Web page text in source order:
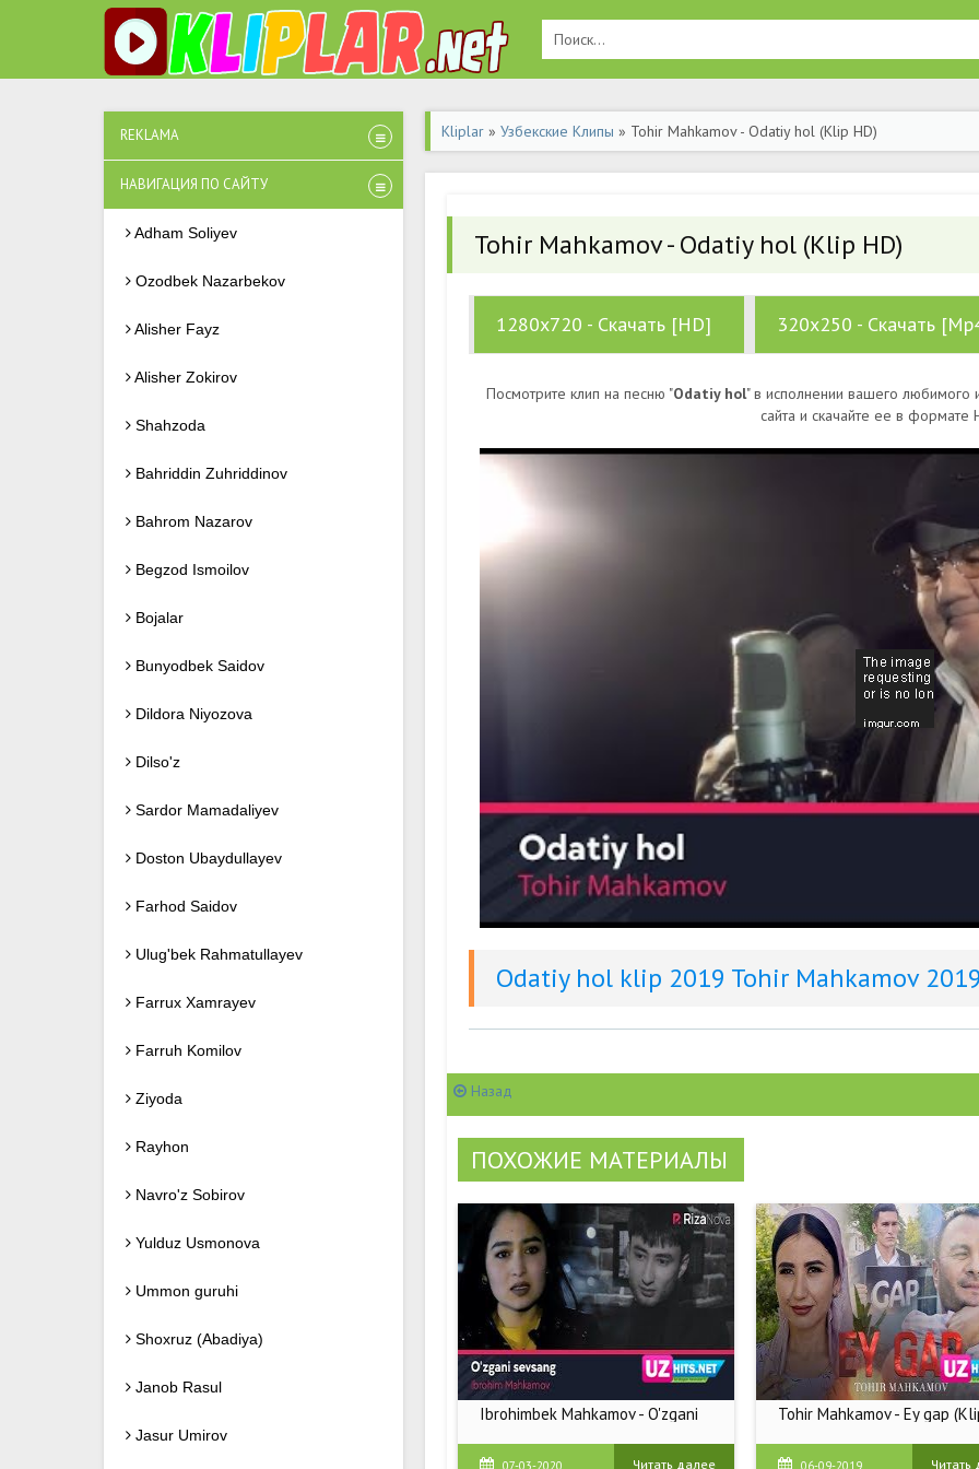
REKLAMA
НАВИГАЦИЯ ПО САЙТУ
Adham Soliyev
Ozodbek Nazarbekov
Alisher Fayz
Alisher Zokirov
Shahzoda
Bahriddin Zuhriddinov
Bahrom Nazarov
Begzod Ismoilov
Bojalar
Bunyodbek Saidov
Dildora Niyozova
Dilso'z
Sardor Mamadaliyev
Doston Ubaydullayev
Farhod Saidov
Ulug'bek Rahmatullayev
Farrux Xamrayev
Farruh Komilov
Ziyoda
Rayhon
Navro'z Sobirov
Yulduz Usmonova
Ummon guruhi
Shoxruz (Abadiya)
Janob Rasul
Jasur Umirov
Kliplar» Узбекские Клипы » Tohir Mahkamov - Odatiy hol (Klip HD)
Tohir Mahkamov - Odatiy hol (Klip HD)
1280x720 - Скачать [HD] 320x250 - Скачать
Посмотрите клип на песню "Odatiy hol" в исполнении вашего любимого
сайта и скачайте ее в формате
Odatiy hol klip 2019 Tohir Mahkamov
Назад
ПОХОЖИЕ МАТЕРИАЛЫ
Ibrohimbek Mahkamov - O'zgani
07-03-2020 Читать далее
Tohir Mahkamov - Ey gap
06-09-2019 Читать